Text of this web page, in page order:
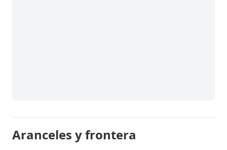
Aranceles y frontera